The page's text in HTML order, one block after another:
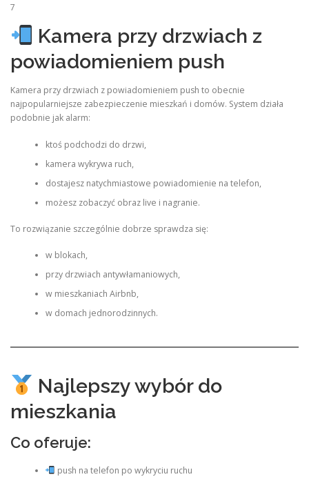
7
Kamera przy drzwiach z
powiadomieniem push
Kamera przy drzwiach z powiadomieniem push to obecnie
najpopularniejsze zabezpieczenie mieszkań i domów. System działa
podobnie jak alarm:
ktoś podchodzi do drzwi,
kamera wykrywa ruch,
dostajesz natychmiastowe powiadomienie na telefon,
możesz zobaczyć obraz live i nagranie.
To rozwiązanie szczególnie dobrze sprawdza się:
w blokach,
przy drzwiach antywłamaniowych,
w mieszkaniach Airbnb,
w domach jednorodzinnych.
Najlepszy wybór do
mieszkania
Co oferuje:
push na telefon po wykryciu ruchu